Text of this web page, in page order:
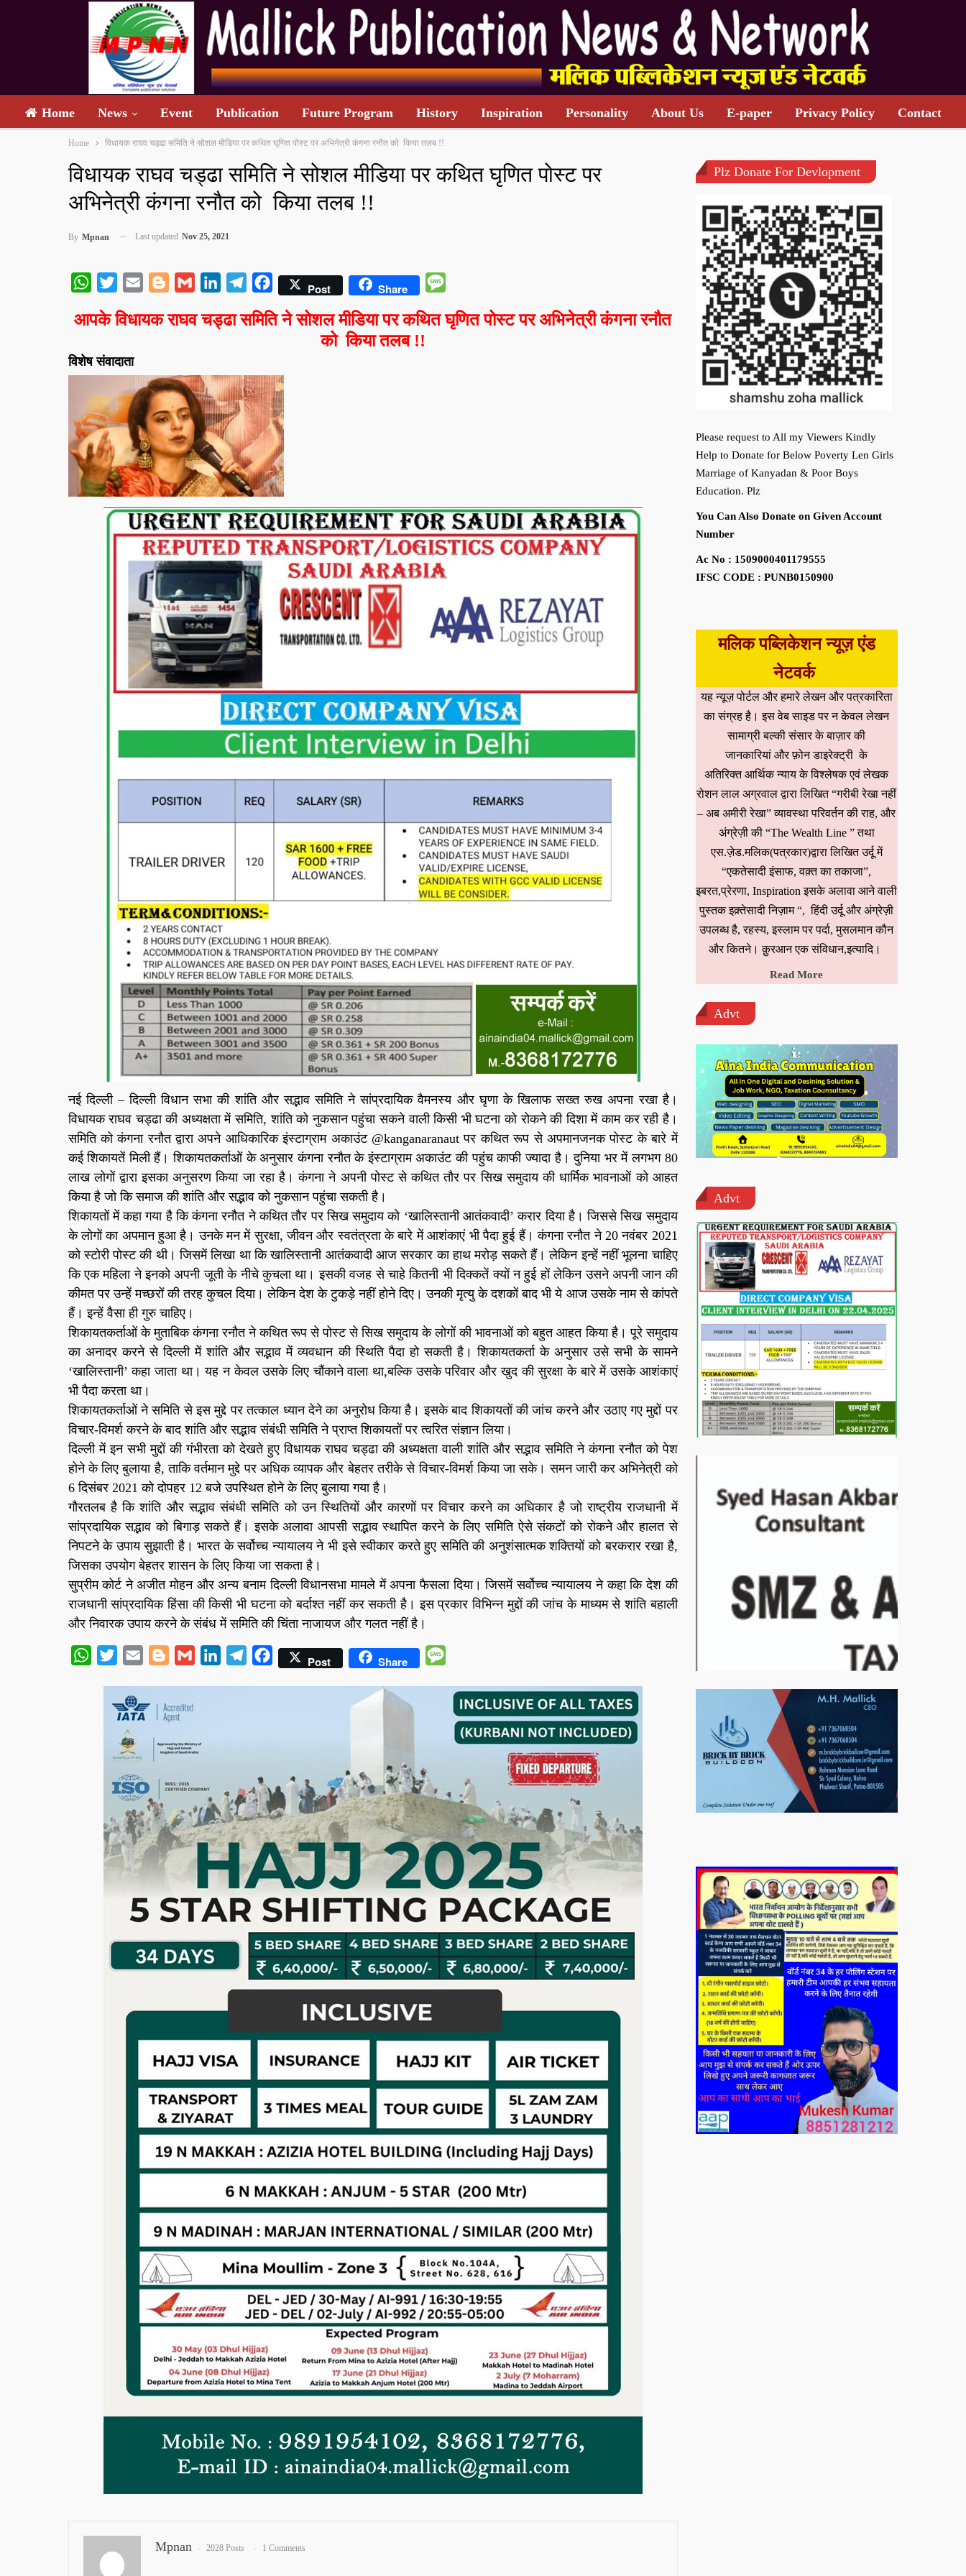
Home News Event Publication Future Program History Inspiration Personality About Us E-paper Privacy Policy Contact
TARIFF CARD
Home विधायक राघव चड्ढा समिति ने सोशल मीडिया पर कथित घृणित पोस्ट पर अभिनेत्री कंगना रनौत को किया तलब !!
विधायक राघव चड्ढा समिति ने सोशल मीडिया पर कथित घृणित पोस्ट पर
अभिनेत्री कंगना रनौत को किया तलब !!
By Mpnan Last updated Nov 25, 2021
WhatsApp
Twitter Email BloggerGmail LinkedInTelegramFacebookPost Share
आपके विधायक राघव चड्ढा समिति ने सोशल मीडिया पर कथित घृणित पोस्ट पर अभिनेत्री कंगना रनौत
को किया तलब !!
विशेष संवादाता
नई दिल्ली – दिल्ली विधान सभा की शांति और सद्भाव समिति ने सांप्रदायिक वैमनस्य और घृणा के खिलाफ सख्त रुख अपना रखा है।
विधायक राघव चड्ढा की अध्यक्षता में समिति, शांति को नुकसान पहुंचा सकने वाली किसी भी घटना को रोकने की दिशा में काम कर रही है।
समिति को कंगना रनौत द्वारा अपने आधिकारिक इंस्टाग्राम अकाउंट @kanganaranaut पर कथित रूप से अपमानजनक पोस्ट के बारे में
कई शिकायतें मिली हैं। शिकायतकर्ताओं के अनुसार कंगना रनौत के इंस्टाग्राम अकाउंट की पहुंच काफी ज्यादा है। दुनिया भर में लगभग 80
लाख लोगों द्वारा इसका अनुसरण किया जा रहा है। कंगना ने अपनी पोस्ट से कथित तौर पर सिख समुदाय की धार्मिक भावनाओं को आहत
किया है जो कि समाज की शांति और सद्भाव को नुकसान पहुंचा सकती है।
शिकायतों में कहा गया है कि कंगना रनौत ने कथित तौर पर सिख समुदाय को ‘खालिस्तानी आतंकवादी’ करार दिया है। जिससे सिख समुदाय
के लोगों का अपमान हुआ है। उनके मन में सुरक्षा, जीवन और स्वतंत्रता के बारे में आशंकाएं भी पैदा हुई हैं। कंगना रनौत ने 20 नवंबर 2021
को स्टोरी पोस्ट की थी। जिसमें लिखा था कि खालिस्तानी आतंकवादी आज सरकार का हाथ मरोड़ सकते हैं। लेकिन इन्हें नहीं भूलना चाहिए
कि एक महिला ने इनको अपनी जूती के नीचे कुचला था। इसकी वजह से चाहे कितनी भी दिक्कतें क्यों न हुई हों लेकिन उसने अपनी जान की
कीमत पर उन्हें मच्छरों की तरह कुचल दिया। लेकिन देश के टुकड़े नहीं होने दिए। उनकी मृत्यु के दशकों बाद भी ये आज उसके नाम से कांपते
हैं। इन्हें वैसा ही गुरु चाहिए।
शिकायतकर्ताओं के मुताबिक कंगना रनौत ने कथित रूप से पोस्ट से सिख समुदाय के लोगों की भावनाओं को बहुत आहत किया है। पूरे समुदाय
का अनादर करने से दिल्ली में शांति और सद्भाव में व्यवधान की स्थिति पैदा हो सकती है। शिकायतकर्ता के अनुसार उसे सभी के सामने
‘खालिस्तानी’ कहा जाता था। यह न केवल उसके लिए चौंकाने वाला था,‌बल्कि उसके परिवार और खुद की सुरक्षा के बारे में उसके आशंकाएं
भी पैदा करता था।
शिकायतकर्ताओं ने समिति से इस मुद्दे पर तत्काल ध्यान देने का अनुरोध किया है। इसके बाद शिकायतों की जांच करने और उठाए गए मुद्दों पर
विचार-विमर्श करने के बाद शांति और सद्भाव संबंधी समिति ने प्राप्त शिकायतों पर त्वरित संज्ञान लिया।
दिल्ली में इन सभी मुद्दों की गंभीरता को देखते हुए विधायक राघव चड्ढा की अध्यक्षता वाली शांति और सद्भाव समिति ने कंगना रनौत को पेश
होने के लिए बुलाया है, ताकि वर्तमान मुद्दे पर अधिक व्यापक और बेहतर तरीके से विचार-विमर्श किया जा सके। समन जारी कर अभिनेत्री को
6 दिसंबर 2021 को दोपहर 12 बजे उपस्थित होने के लिए बुलाया गया है।
गौरतलब है कि शांति और सद्भाव संबंधी समिति को उन स्थितियों और कारणों पर विचार करने का अधिकार है जो राष्ट्रीय राजधानी में
सांप्रदायिक सद्भाव को बिगाड़ सकते हैं। इसके अलावा आपसी सद्भाव स्थापित करने के लिए समिति ऐसे संकटों को रोकने और हालत से
निपटने के उपाय सुझाती है। भारत के सर्वोच्च न्यायालय ने भी इसे स्वीकार करते हुए समिति की अनुशंसात्मक शक्तियों को बरकरार रखा है,
जिसका उपयोग बेहतर शासन के लिए किया जा सकता है।
सुप्रीम कोर्ट ने अजीत मोहन और अन्य बनाम दिल्ली विधानसभा मामले में अपना फैसला दिया। जिसमें सर्वोच्च न्यायालय ने कहा कि देश की
राजधानी सांप्रदायिक हिंसा की किसी भी घटना को बर्दाश्त नहीं कर सकती है। इस प्रकार विभिन्न मुद्दों की जांच के माध्यम से शांति बहाली
और निवारक उपाय करने के संबंध में समिति की चिंता नाजायज और गलत नहीं है।
WhatsApp
Twitter Email BloggerGmail LinkedInTelegramFacebookPost Share
Mpnan 2028 Posts 1 Comments
Plz Donate For Devlopment
Please request to All my Viewers Kindly
Help to Donate for Below Poverty Len Girls
Marriage of Kanyadan & Poor Boys
Education. Plz
You Can Also Donate on Given Account
Number
Ac No : 1509000401179555
IFSC CODE : PUNB0150900
मलिक पब्लिकेशन न्यूज़ एंड
नेटवर्क
यह न्यूज़ पोर्टल और हमारे लेखन और पत्रकारिता
का संग्रह है। इस वेब साइड पर न केवल लेखन
सामाग्री बल्की संसार के बाज़ार की
जानकारियां और फ़ोन डाइरेक्ट्री के
अतिरिक्त आर्थिक न्याय के विश्लेषक एवं लेखक
रोशन लाल अग्रवाल द्वारा लिखित “गरीबी रेखा नहीं
– अब अमीरी रेखा” व्यावस्था परिवर्तन की राह, और
अंग्रेज़ी की “The Wealth Line ” तथा
एस.ज़ेड.मलिक(पत्रकार)द्वारा लिखित उर्दू में
“एकतेसादी इंसाफ, वक़्त का तकाजा”,
इबरत,प्रेरणा, Inspiration इसके अलावा आने वाली
पुस्तक इक़्तेसादी निज़ाम “, हिंदी उर्दू और अंग्रेज़ी
उपलब्ध है, रहस्य, इस्लाम पर पर्दा, मुसलमान कौन
और कितने। क़ुरआन एक संविधान,इत्यादि।
Read More
Advt
Advt
बिरादराने मिलात – अतिना वेलफ़ेयर फाउंडेशन, बेरोजगार
महिलाओं के लिए बेहतर स्वयं रोजगार के एक बेहतर अवसर
अतिना वेलफेयर फाउंडेशन – बिहारशरीफ रहबर यूनिट।